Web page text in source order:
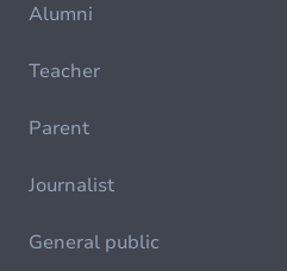
Alumni
Teacher
Parent
Journalist
General public